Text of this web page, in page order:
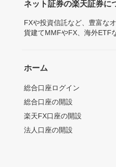
ネット証券の楽天証券に
FXや投資信託など、豊富な
貨建てMMFやFX、海外ETF
ホーム
総合口座ログイン
総合口座の開設
楽天FX口座の開設
法人口座の開設